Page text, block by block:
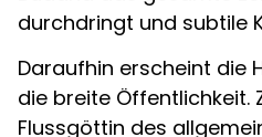
durchdringt und subtile
Daraufhin erscheint die
die breite Öffentlichkeit.
Flussgöttin des